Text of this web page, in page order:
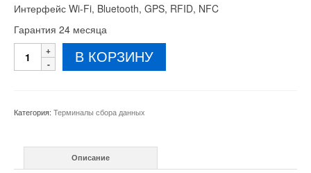
Интерфейс Wi-Fi, Bluetooth, GPS, RFID, NFC
Гарантия 24 месяца
Количество
товара
MT9055
В КОРЗИНУ
Категория: Терминалы сбора данных
Описание